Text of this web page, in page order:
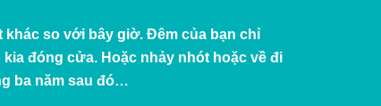
so với bây giờ. Đêm của bạn chỉ
đóng cửa. Hoặc nhảy nhót hoặc về đi
ba năm sau đó…